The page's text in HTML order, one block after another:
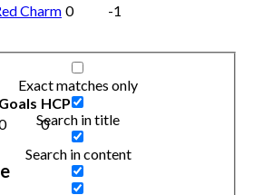
Exact matches only
Search in title
Search in content
Charm 0 -1
Goals HCP
0